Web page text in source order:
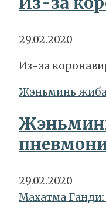
29.02.2020
Из-за
Жэньминь
29.02.2020
Махатма